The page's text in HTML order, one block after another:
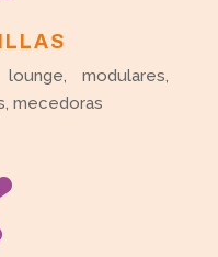
modulares,
mecedoras